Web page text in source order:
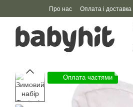
Перейти до основного контенту
Про нас Оплата і доставка
Оплата частями